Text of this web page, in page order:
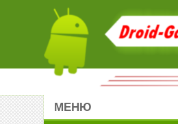
МЕНЮ